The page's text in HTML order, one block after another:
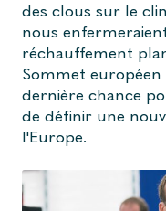
des clous sur le
nous
réchauffement
Sommet européen
dernière chance
de définir une
l'Europe.